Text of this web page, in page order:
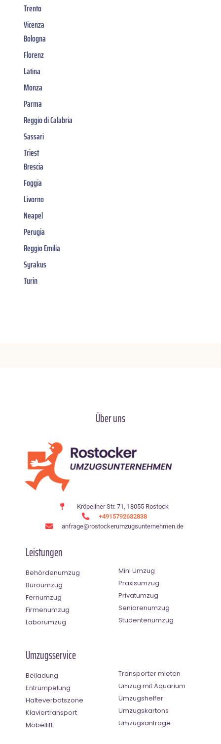
Trento
Vicenza
Bologna
Florenz
Latina
Monza
Parma
Reggio di Calabria
Sassari
Triest
Brescia
Foggia
Livorno
Neapel
Perugia
Reggio Emilia
Syrakus
Turin
Über uns
Kröpeliner Str. 71, 18055 Rostock
+4915792632838
anfrage@rostockerumzugsunternehmen.de
Leistungen
Behördenumzug
Büroumzug
Fernumzug
Firmenumzug
Laborumzug
Mini Umzug
Praxisumzug
Privatumzug
Seniorenumzug
Studentenumzug
Umzugsservice
Beiladung
Entrümpelung
Halteverbotszone
Klaviertransport
Möbellift
Transporter mieten
Umzug mit Aquarium
Umzugshelfer
Umzugskartons
Umzugsanfrage